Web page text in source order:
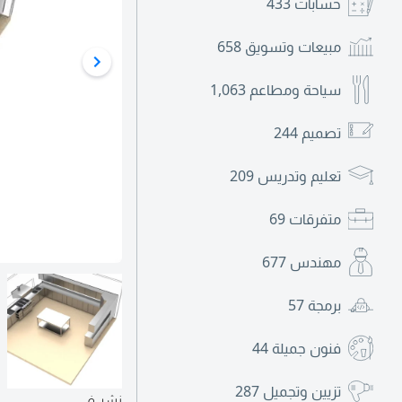
مبيعات وتسويق 658
سياحة ومطاعم 1,063
تصميم 244
تعليم وتدريس 209
متفرقات 69
مهندس 677
برمجة 57
فنون جميلة 44
تزيين وتجميل 287